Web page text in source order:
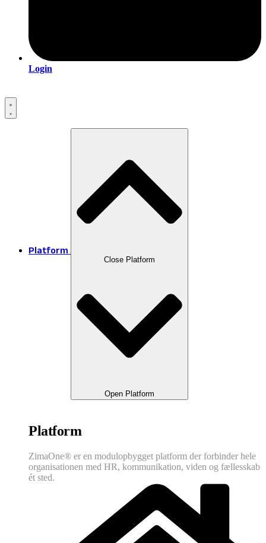
Login
Platform
Close Platform
Open Platform
Platform
ZimaOne® er en modulopbygget platform der forbinder hele
organisationen med HR, kommunikation, viden og fællesskab
ét sted.